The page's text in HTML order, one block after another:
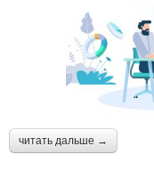
читать дальше →